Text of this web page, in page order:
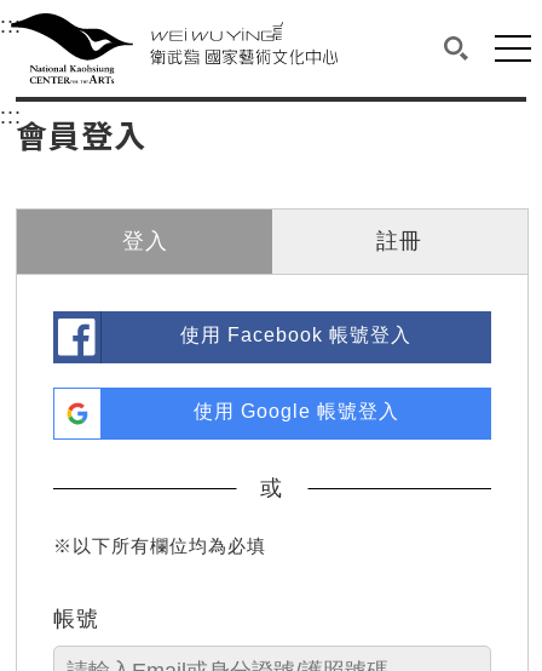
衛武營國家藝術文化中心
中央內容區塊，為本頁主要內容區。
:::選單連結區塊，此區塊列有本網站主要連結。
衛武營國家藝術文化中心
搜尋(開
網
::: 中央內容區塊，為本頁主要內容區。
會員登入
登入 註冊
使用 Facebook 帳號登入
使用 Google 帳號登入
或
※以下所有欄位均為必填
帳號